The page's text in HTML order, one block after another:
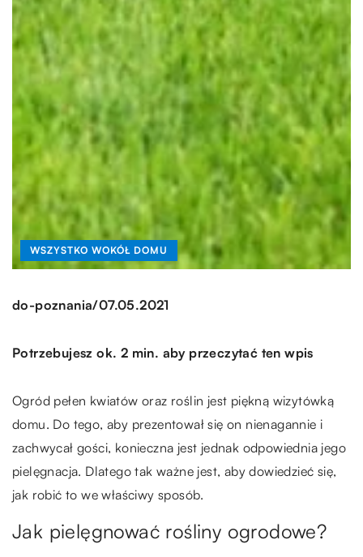
WSZYSTKO WOKÓŁ DOMU
do-poznania/07.05.2021
Potrzebujesz ok. 2 min. aby przeczytać ten wpis
Ogród pełen kwiatów oraz roślin jest piękną wizytówką
domu. Do tego, aby prezentował się on nienagannie i
zachwycał gości, konieczna jest jednak odpowiednia jego
pielęgnacja. Dlatego tak ważne jest, aby dowiedzieć się,
jak robić to we właściwy sposób.
Jak pielęgnować rośliny ogrodowe?